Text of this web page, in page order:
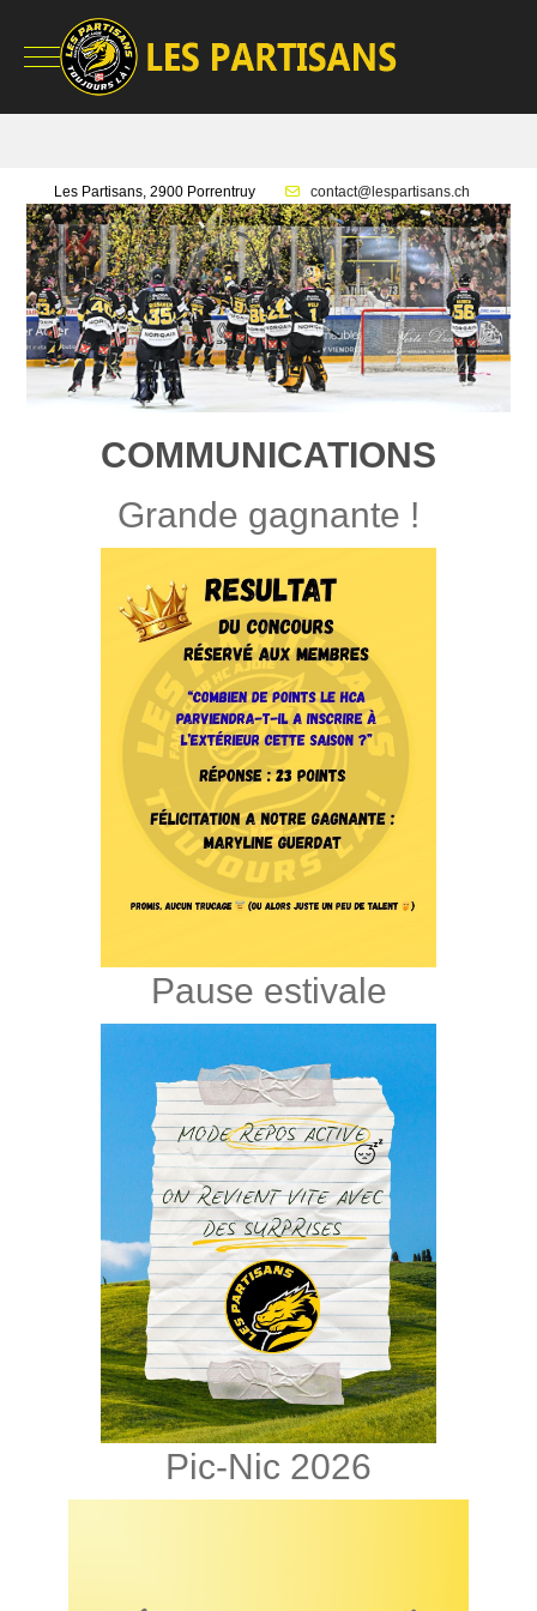
Mobile Menu Toggle
Les Partisans, 2900 Porrentruy contact@lespartisans.ch
COMMUNICATIONS
Grande gagnante !
Pause estivale
Pic-Nic 2026